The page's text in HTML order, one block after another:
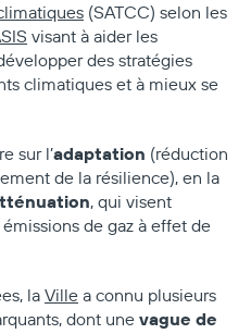
(SATCC) selon les
visant à aider les
des stratégies
climatiques et à mieux se
sur l’adaptation (réduction
de la résilience), en la
, qui visent
de gaz à effet de
la Ville a connu plusieurs
dont une vague de